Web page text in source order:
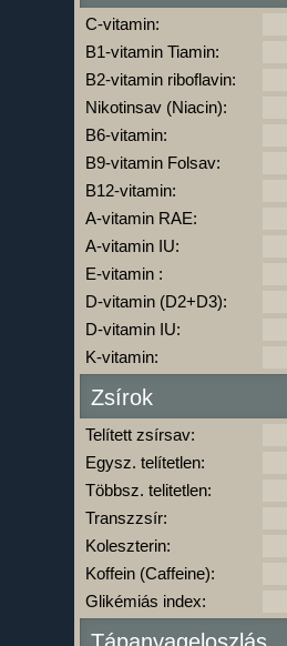
C-vitamin:
B1-vitamin Tiamin:
B2-vitamin riboflavin:
Nikotinsav (Niacin):
B6-vitamin:
B9-vitamin Folsav:
B12-vitamin:
A-vitamin RAE:
A-vitamin IU:
E-vitamin :
D-vitamin (D2+D3):
D-vitamin IU:
K-vitamin:
Zsírok
Telített zsírsav:
Egysz. telítetlen:
Többsz. telitetlen:
Transzzsír:
Koleszterin:
Koffein (Caffeine):
Glikémiás index: